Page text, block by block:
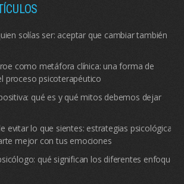
solías ser: aceptar que cambiar también
como metáfora clínica: una forma de
proceso psicoterapéutico
qué es y qué mitos debemos dejar
evitar lo que sientes: estrategias psicológicas
mejor con tus emociones
qué significan los diferentes enfoques